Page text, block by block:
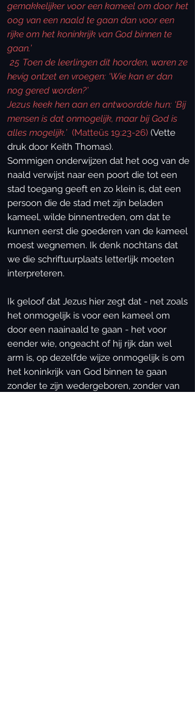
gemakkelijker voor een kameel om door het
oog van een naald te gaan dan voor een
rijke om het koninkrijk van God binnen te
gaan.’
25 Toen de leerlingen dit hoorden, waren ze
hevig ontzet en vroegen: ‘Wie kan er dan
nog gered worden?’
Jezus keek hen aan en antwoordde hun: ‘Bij
mensen is dat onmogelijk, maar bij God is
alles mogelijk.’(Matteüs 19:23-26) (Vette
druk door Keith Thomas).
Sommigen onderwijzen dat het oog van de
naald verwijst naar een poort die tot een
stad toegang geeft en zo klein is, dat een
persoon die de stad met zijn beladen
kameel, wilde binnentreden, om dat te
kunnen eerst die goederen van de kameel
moest wegnemen. Ik denk nochtans dat
we die schriftuurplaats letterlijk moeten
interpreteren.
Ik geloof dat Jezus hier zegt dat - net zoals
het onmogelijk is voor een kameel om
door een naainaald te gaan - het voor
eender wie, ongeacht of hij rijk dan wel
arm is, op dezelfde wijze onmogelijk is om
het koninkrijk van God binnen te gaan
zonder te zijn wedergeboren, zonder van